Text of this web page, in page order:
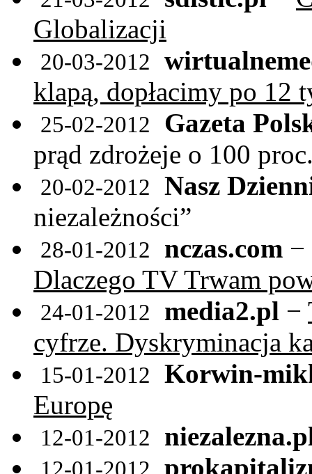
Globalizacji
20-03-2012
klapą, dopłacimy po 12
25-02-2012
Gazeta
prąd zdrożeje o 100
20-02-2012
Nasz
niezależności”
28-01-2012 nczas.com −
Dlaczego TV Trwam
24-01-2012 media2.pl −
cyfrze. Dyskryminacja
15-01-2012
Korwin-
Europę
12-01-2012
12-01-2012